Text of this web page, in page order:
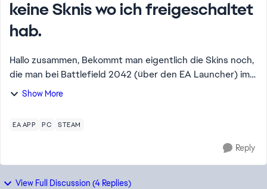
keine Sknis wo ich freigeschaltet
hab.
Hallo zusammen, Bekommt man eigentlich die Skins noch,
die man bei Battlefield 2042 (über den EA Launcher) im
Battle Pass freigeschaltet hat? Ich habe das Spiel mit
Show More
EA APP PC STEAM
Reply
View Full Discussion (4 Replies)